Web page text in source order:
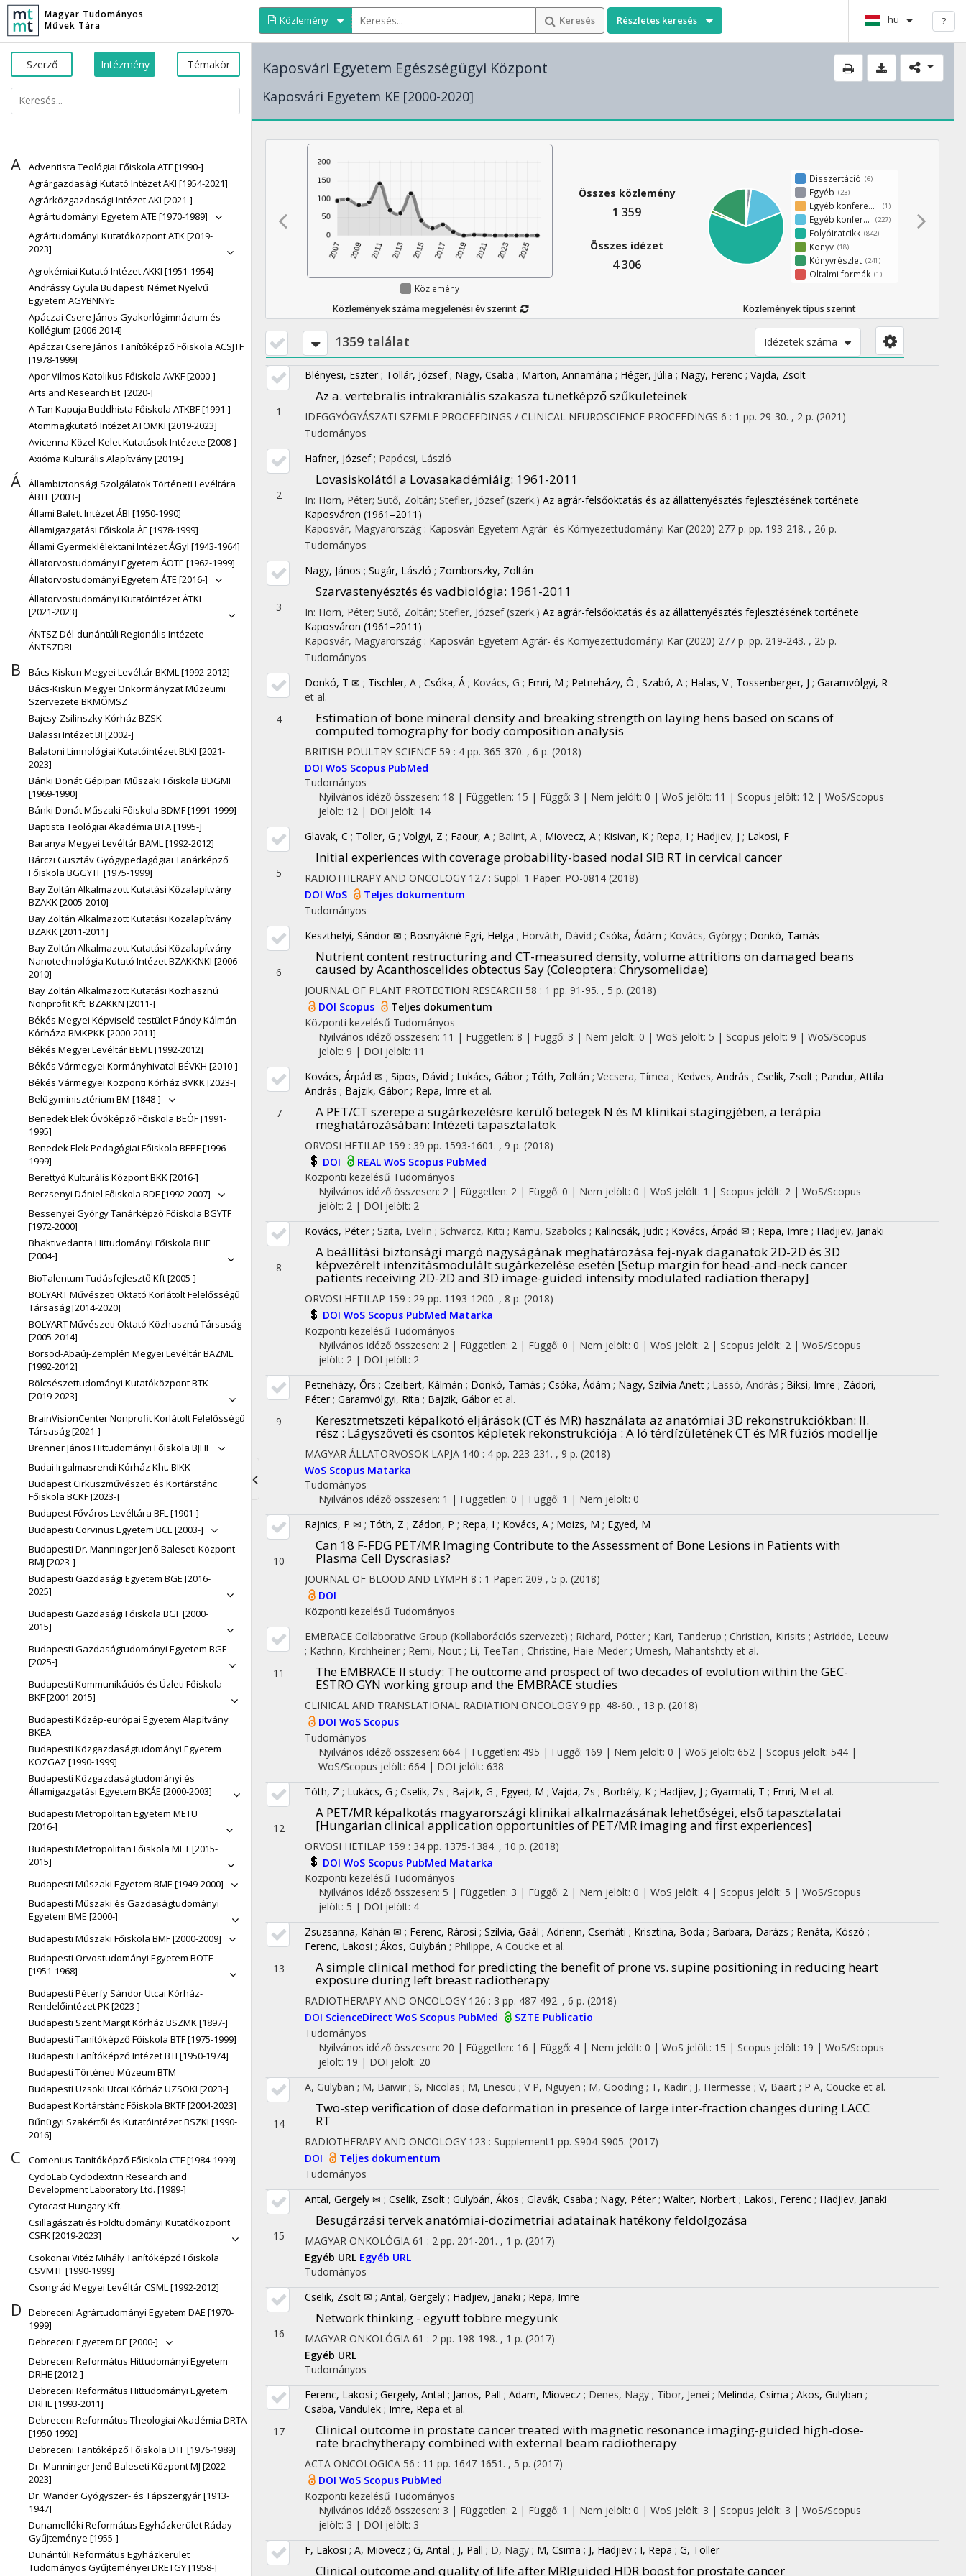
navigation
Magyar Tudományos
Művek Tára
Közlemény Keresés Részletes keresés hu ?
Szerző Intézmény Témakör
A
Adventista Teológiai Főiskola ATF [1990-]
Agrárgazdasági Kutató Intézet AKI [1954-2021]
Agrárközgazdasági Intézet AKI [2021-]
Agrártudományi Egyetem ATE [1970-1989]
Agrártudományi Kutatóközpont ATK [2019-
2023]
Agrokémiai Kutató Intézet AKKI [1951-1954]
Andrássy Gyula Budapesti Német Nyelvű
Egyetem AGYBNNYE
Apáczai Csere János Gyakorlógimnázium és
Kollégium [2006-2014]
Apáczai Csere János Tanítóképző Főiskola ACSJTF
[1978-1999]
Apor Vilmos Katolikus Főiskola AVKF [2000-]
Arts and Research Bt. [2020-]
A Tan Kapuja Buddhista Főiskola ATKBF [1991-]
Atommagkutató Intézet ATOMKI [2019-2023]
Avicenna Közel-Kelet Kutatások Intézete [2008-]
Axióma Kulturális Alapítvány [2019-]
Á
Állambiztonsági Szolgálatok Történeti Levéltára
ÁBTL [2003-]
Állami Balett Intézet ÁBI [1950-1990]
Államigazgatási Főiskola ÁF [1978-1999]
Állami Gyermeklélektani Intézet ÁGyI [1943-1964]
Állatorvostudományi Egyetem ÁOTE [1962-1999]
Állatorvostudományi Egyetem ÁTE [2016-]
Állatorvostudományi Kutatóintézet ÁTKI
[2021-2023]
ÁNTSZ Dél-dunántúli Regionális Intézete
ÁNTSZDRI
B
Bács-Kiskun Megyei Levéltár BKML [1992-2012]
Bács-Kiskun Megyei Önkormányzat Múzeumi
Szervezete BKMÖMSZ
Bajcsy-Zsilinszky Kórház BZSK
Balassi Intézet BI [2002-]
Balatoni Limnológiai Kutatóintézet BLKI [2021-
2023]
Bánki Donát Gépipari Műszaki Főiskola BDGMF
[1969-1990]
Bánki Donát Műszaki Főiskola BDMF [1991-1999]
Baptista Teológiai Akadémia BTA [1995-]
Baranya Megyei Levéltár BAML [1992-2012]
Bárczi Gusztáv Gyógypedagógiai Tanárképző
Főiskola BGGYTF [1975-1999]
Bay Zoltán Alkalmazott Kutatási Közalapítvány
BZAKK [2005-2010]
Bay Zoltán Alkalmazott Kutatási Közalapítvány
BZAKK [2011-2011]
Bay Zoltán Alkalmazott Kutatási Közalapítvány
Nanotechnológia Kutató Intézet BZAKKNKI [2006-
2010]
Bay Zoltán Alkalmazott Kutatási Közhasznú
Nonprofit Kft. BZAKKN [2011-]
Békés Megyei Képviselő-testület Pándy Kálmán
Kórháza BMKPKK [2000-2011]
Békés Megyei Levéltár BEML [1992-2012]
Békés Vármegyei Kormányhivatal BÉVKH [2010-]
Békés Vármegyei Központi Kórház BVKK [2023-]
Belügyminisztérium BM [1848-]
Benedek Elek Óvóképző Főiskola BEÓF [1991-
1995]
Benedek Elek Pedagógiai Főiskola BEPF [1996-
1999]
Berettyó Kulturális Központ BKK [2016-]
Berzsenyi Dániel Főiskola BDF [1992-2007]
Bessenyei György Tanárképző Főiskola BGYTF
[1972-2000]
Bhaktivedanta Hittudományi Főiskola BHF
[2004-]
BioTalentum Tudásfejlesztő Kft [2005-]
BOLYART Művészeti Oktató Korlátolt Felelősségű
Társaság [2014-2020]
BOLYART Művészeti Oktató Közhasznú Társaság
[2005-2014]
Borsod-Abaúj-Zemplén Megyei Levéltár BAZML
[1992-2012]
Bölcsészettudományi Kutatóközpont BTK
[2019-2023]
BrainVisionCenter Nonprofit Korlátolt Felelősségű
Társaság [2021-]
Brenner János Hittudományi Főiskola BJHF
Budai Irgalmasrendi Kórház Kht. BIKK
Budapest Cirkuszművészeti és Kortárstánc
Főiskola BCKF [2023-]
Budapest Főváros Levéltára BFL [1901-]
Budapesti Corvinus Egyetem BCE [2003-]
Budapesti Dr. Manninger Jenő Baleseti Központ
BMJ [2023-]
Budapesti Gazdasági Egyetem BGE [2016-
2025]
Budapesti Gazdasági Főiskola BGF [2000-
2015]
Budapesti Gazdaságtudományi Egyetem BGE
[2025-]
Budapesti Kommunikációs és Üzleti Főiskola
BKF [2001-2015]
Budapesti Közép-európai Egyetem Alapítvány
BKEA
Budapesti Közgazdaságtudományi Egyetem
KOZGAZ [1990-1999]
Budapesti Közgazdaságtudományi és
Államigazgatási Egyetem BKÁE [2000-2003]
Budapesti Metropolitan Egyetem METU
[2016-]
Budapesti Metropolitan Főiskola MET [2015-
2015]
Budapesti Műszaki Egyetem BME [1949-2000]
Budapesti Műszaki és Gazdaságtudományi
Egyetem BME [2000-]
Budapesti Műszaki Főiskola BMF [2000-2009]
Budapesti Orvostudományi Egyetem BOTE
[1951-1968]
Budapesti Péterfy Sándor Utcai Kórház-
Rendelőintézet PK [2023-]
Budapesti Szent Margit Kórház BSZMK [1897-]
Budapesti Tanítóképző Főiskola BTF [1975-1999]
Budapesti Tanítóképző Intézet BTI [1950-1974]
Budapesti Történeti Múzeum BTM
Budapesti Uzsoki Utcai Kórház UZSOKI [2023-]
Budapest Kortárstánc Főiskola BKTF [2004-2023]
Bűnügyi Szakértői és Kutatóintézet BSZKI [1990-
2016]
C
Comenius Tanítóképző Főiskola CTF [1984-1999]
CycloLab Cyclodextrin Research and
Development Laboratory Ltd. [1989-]
Cytocast Hungary Kft.
Csillagászati és Földtudományi Kutatóközpont
CSFK [2019-2023]
Csokonai Vitéz Mihály Tanítóképző Főiskola
CSVMTF [1990-1999]
Csongrád Megyei Levéltár CSML [1992-2012]
D
Debreceni Agrártudományi Egyetem DAE [1970-
1999]
Debreceni Egyetem DE [2000-]
Debreceni Református Hittudományi Egyetem
DRHE [2012-]
Debreceni Református Hittudományi Egyetem
DRHE [1993-2011]
Debreceni Református Theologiai Akadémia DRTA
[1950-1992]
Debreceni Tantóképző Főiskola DTF [1976-1989]
Dr. Manninger Jenő Baleseti Központ MJ [2022-
2023]
Dr. Wander Gyógyszer- és Tápszergyár [1913-
1947]
Dunamelléki Református Egyházkerület Ráday
Gyűjteménye [1955-]
Dunántúli Református Egyházkerület
Tudományos Gyűjteményei DRETGY [1958-]
Kaposvári Egyetem Egészségügyi Központ
Kaposvári Egyetem KE [2000-2020]
Közlemény
Közlemények száma megjelenési év szerint
Összes közlemény
1 359
Összes idézet
4 306
Disszertáció (6)
Egyéb (23)
Egyéb konferenciakötet (1)
Egyéb konferenciaközlemény (227)
Folyóiratcikk (842)
Könyv (18)
Könyvrészlet (241)
Oltalmi formák (1)
Közlemények típus szerint
1359 találat Idézetek száma
1
Blényesi, Eszter ; Tollár, József ; Nagy, Csaba ; Marton, Annamária ; Héger, Júlia ; Nagy, Ferenc ; Vajda, Zsolt
Az a. vertebralis intrakraniális szakasza tünetképző szűkületeinek
IDEGGYÓGYÁSZATI SZEMLE PROCEEDINGS / CLINICAL NEUROSCIENCE PROCEEDINGS 6 : 1 pp. 29-30. , 2 p. (2021)
Tudományos
2
Hafner, József ; Papócsi, László
Lovasiskolától a Lovasakadémiáig: 1961-2011
In: Horn, Péter; Sütő, Zoltán; Stefler, József (szerk.) Az agrár-felsőoktatás és az állattenyésztés fejlesztésének története
Kaposváron (1961–2011)
Kaposvár, Magyarország : Kaposvári Egyetem Agrár- és Környezettudományi Kar (2020) 277 p. pp. 193-218. , 26 p.
Tudományos
3
Nagy, János ; Sugár, László ; Zomborszky, Zoltán
Szarvastenyésztés és vadbiológia: 1961-2011
In: Horn, Péter; Sütő, Zoltán; Stefler, József (szerk.) Az agrár-felsőoktatás és az állattenyésztés fejlesztésének története
Kaposváron (1961–2011)
Kaposvár, Magyarország : Kaposvári Egyetem Agrár- és Környezettudományi Kar (2020) 277 p. pp. 219-243. , 25 p.
Tudományos
4
Donkó, T ✉ ; Tischler, A ; Csóka, Á ; Kovács, G ; Emri, M ; Petneházy, Ö ; Szabó, A ; Halas, V ; Tossenberger, J ; Garamvölgyi, R
et al.
Estimation of bone mineral density and breaking strength on laying hens based on scans of
computed tomography for body composition analysis
BRITISH POULTRY SCIENCE 59 : 4 pp. 365-370. , 6 p. (2018)
DOI WoS Scopus PubMed
Tudományos
Nyilvános idéző összesen: 18 | Független: 15 | Függő: 3 | Nem jelölt: 0 | WoS jelölt: 11 | Scopus jelölt: 12 | WoS/Scopus
jelölt: 12 | DOI jelölt: 14
5
Glavak, C ; Toller, G ; Volgyi, Z ; Faour, A ; Balint, A ; Miovecz, A ; Kisivan, K ; Repa, I ; Hadjiev, J ; Lakosi, F
Initial experiences with coverage probability-based nodal SIB RT in cervical cancer
RADIOTHERAPY AND ONCOLOGY 127 : Suppl. 1 Paper: PO-0814 (2018)
DOI WoS
Teljes dokumentum
Tudományos
6
Keszthelyi, Sándor ✉ ; Bosnyákné Egri, Helga ; Horváth, Dávid ; Csóka, Ádám ; Kovács, György ; Donkó, Tamás
Nutrient content restructuring and CT-measured density, volume attritions on damaged beans
caused by Acanthoscelides obtectus Say (Coleoptera: Chrysomelidae)
JOURNAL OF PLANT PROTECTION RESEARCH 58 : 1 pp. 91-95. , 5 p. (2018)
DOI Scopus
Teljes dokumentum
Központi kezelésű Tudományos
Nyilvános idéző összesen: 11 | Független: 8 | Függő: 3 | Nem jelölt: 0 | WoS jelölt: 5 | Scopus jelölt: 9 | WoS/Scopus
jelölt: 9 | DOI jelölt: 11
7
Kovács, Árpád ✉ ; Sipos, Dávid ; Lukács, Gábor ; Tóth, Zoltán ; Vecsera, Tímea ; Kedves, András ; Cselik, Zsolt ; Pandur, Attila
András ; Bajzik, Gábor ; Repa, Imre et al.
A PET/CT szerepe a sugárkezelésre kerülő betegek N és M klinikai stagingjében, a terápia
meghatározásában: Intézeti tapasztalatok
ORVOSI HETILAP 159 : 39 pp. 1593-1601. , 9 p. (2018)
DOI
REAL WoS Scopus PubMed
Központi kezelésű Tudományos
Nyilvános idéző összesen: 2| Független: 2 | Függő: 0 | Nem jelölt: 0 | WoS jelölt: 1 | Scopus jelölt: 2 | WoS/Scopus
jelölt: 2 | DOI jelölt: 2
8
Kovács, Péter ; Szita, Evelin ; Schvarcz, Kitti ; Kamu, Szabolcs ; Kalincsák, Judit ; Kovács, Árpád ✉ ; Repa, Imre ; Hadjiev, Janaki
A beállítási biztonsági margó nagyságának meghatározása fej-nyak daganatok 2D-2D és 3D
képvezérelt intenzitásmodulált sugárkezelése esetén [Setup margin for head-and-neck cancer
patients receiving 2D-2D and 3D image-guided intensity modulated radiation therapy]
ORVOSI HETILAP 159 : 29 pp. 1193-1200. , 8 p. (2018)
DOI WoS Scopus PubMed Matarka
Központi kezelésű Tudományos
Nyilvános idéző összesen: 2| Független: 2 | Függő: 0 | Nem jelölt: 0 | WoS jelölt: 2 | Scopus jelölt: 2 | WoS/Scopus
jelölt: 2 | DOI jelölt: 2
9
Petneházy, Őrs ; Czeibert, Kálmán ; Donkó, Tamás ; Csóka, Ádám ; Nagy, Szilvia Anett ; Lassó, András ; Biksi, Imre ; Zádori,
Péter ; Garamvölgyi, Rita ; Bajzik, Gábor et al.
Keresztmetszeti képalkotó eljárások (CT és MR) használata az anatómiai 3D rekonstrukciókban: II.
rész : Lágyszöveti és csontos képletek rekonstrukciója : A ló térdízületének CT és MR fúziós modellje
MAGYAR ÁLLATORVOSOK LAPJA 140 : 4 pp. 223-231. , 9 p. (2018)
WoS Scopus Matarka
Tudományos
Nyilvános idéző összesen: 1 | Független: 0 | Függő: 1 | Nem jelölt: 0
10
Rajnics, P ✉ ; Tóth, Z ; Zádori, P ; Repa, I ; Kovács, A ; Moizs, M ; Egyed, M
Can 18 F-FDG PET/MR Imaging Contribute to the Assessment of Bone Lesions in Patients with
Plasma Cell Dyscrasias?
JOURNAL OF BLOOD AND LYMPH 8 : 1 Paper: 209 , 5 p. (2018)
DOI
Központi kezelésű Tudományos
11
EMBRACE Collaborative Group (Kollaborációs szervezet) ; Richard, Pötter ; Kari, Tanderup ; Christian, Kirisits ; Astridde, Leeuw
; Kathrin, Kirchheiner ; Remi, Nout ; Li, TeeTan ; Christine, Haie-Meder ; Umesh, Mahantshtty et al.
The EMBRACE II study: The outcome and prospect of two decades of evolution within the GEC-
ESTRO GYN working group and the EMBRACE studies
CLINICAL AND TRANSLATIONAL RADIATION ONCOLOGY 9 pp. 48-60. , 13 p. (2018)
DOI WoS Scopus
Tudományos
Nyilvános idéző összesen: 664| Független: 495 | Függő: 169 | Nem jelölt: 0 | WoS jelölt: 652 | Scopus jelölt: 544 |
WoS/Scopus jelölt: 664 | DOI jelölt: 638
12
Tóth, Z ; Lukács, G ; Cselik, Zs ; Bajzik, G ; Egyed, M ; Vajda, Zs ; Borbély, K ; Hadjiev, J ; Gyarmati, T ; Emri, M et al.
A PET/MR képalkotás magyarországi klinikai alkalmazásának lehetőségei, első tapasztalatai
[Hungarian clinical application opportunities of PET/MR imaging and first experiences]
ORVOSI HETILAP 159 : 34 pp. 1375-1384. , 10 p. (2018)
DOI WoS Scopus PubMed Matarka
Központi kezelésű Tudományos
Nyilvános idéző összesen: 5 | Független: 3 | Függő: 2 | Nem jelölt: 0 | WoS jelölt: 4 | Scopus jelölt: 5 | WoS/Scopus
jelölt: 5 | DOI jelölt: 4
13
Zsuzsanna, Kahán ✉ ; Ferenc, Rárosi ; Szilvia, Gaál ; Adrienn, Cserháti ; Krisztina, Boda ; Barbara, Darázs ; Renáta, Kószó ;
Ferenc, Lakosi ; Ákos, Gulybán ; Philippe, A Coucke et al.
A simple clinical method for predicting the benefit of prone vs. supine positioning in reducing heart
exposure during left breast radiotherapy
RADIOTHERAPY AND ONCOLOGY 126 : 3 pp. 487-492. , 6 p. (2018)
DOI ScienceDirect WoS Scopus PubMed
SZTE Publicatio
Tudományos
Nyilvános idéző összesen: 20 | Független: 16 | Függő: 4 | Nem jelölt: 0 | WoS jelölt: 15 | Scopus jelölt: 19 | WoS/Scopus
jelölt: 19 | DOI jelölt: 20
14
A, Gulyban ; M, Baiwir ; S, Nicolas ; M, Enescu ; V P, Nguyen ; M, Gooding ; T, Kadir ; J, Hermesse ; V, Baart ; P A, Coucke et al.
Two-step verification of dose deformation in presence of large inter-fraction changes during LACC
RT
RADIOTHERAPY AND ONCOLOGY 123 : Supplement1 pp. S904-S905. (2017)
DOI
Teljes dokumentum
Tudományos
15
Antal, Gergely ✉ ; Cselik, Zsolt ; Gulybán, Ákos ; Glavák, Csaba ; Nagy, Péter ; Walter, Norbert ; Lakosi, Ferenc ; Hadjiev, Janaki
Besugárzási tervek anatómiai-dozimetriai adatainak hatékony feldolgozása
MAGYAR ONKOLÓGIA 61 : 2 pp. 201-201. , 1 p. (2017)
Egyéb URL Egyéb URL
Tudományos
16
Cselik, Zsolt ✉ ; Antal, Gergely ; Hadjiev, Janaki ; Repa, Imre
Network thinking - együtt többre megyünk
MAGYAR ONKOLÓGIA 61 : 2 pp. 198-198. , 1 p. (2017)
Egyéb URL
Tudományos
17
Ferenc, Lakosi ; Gergely, Antal ; Janos, Pall ; Adam, Miovecz ; Denes, Nagy ; Tibor, Jenei ; Melinda, Csima ; Akos, Gulyban ;
Csaba, Vandulek ; Imre, Repa et al.
Clinical outcome in prostate cancer treated with magnetic resonance imaging-guided high-dose-
rate brachytherapy combined with external beam radiotherapy
ACTA ONCOLOGICA 56 : 11 pp. 1647-1651. , 5 p. (2017)
DOI WoS Scopus PubMed
Központi kezelésű Tudományos
Nyilvános idéző összesen: 3 | Független: 2 | Függő: 1 | Nem jelölt: 0 | WoS jelölt: 3 | Scopus jelölt: 3 | WoS/Scopus
jelölt: 3 | DOI jelölt: 3
F, Lakosi ; A, Miovecz ; G, Antal ; J, Pall ; D, Nagy ; M, Csima ; J, Hadjiev ; I, Repa ; G, Toller
Clinical outcome and quality of life after MRIguided HDR boost for prostate cancer